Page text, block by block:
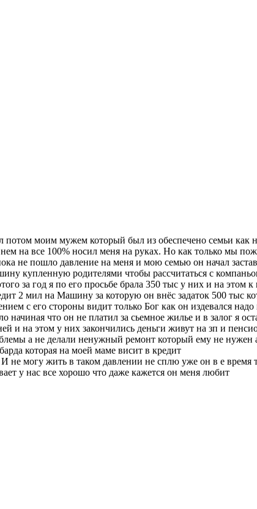
моим мужем который был из обеспечено семьи как
на все 100% носил меня на руках. Но как только мы
не пошло давление на меня и мою семью он начал
купленную родителями чтобы рассчитаться с
за год я по его просьбе брала 350 тыс у них и на этом
2 мил на Машину за которую он внёс задаток 500 тыс
с его стороны видит только Бог как он издевался
начиная что он не платил за сьемное жилье и в залог я
и на этом у них закончились деньги живут на зп и
а не делали ненужный ремонт который ему не нужен
которая на моей маме висит в кредит
не могу жить в таком давлении не сплю уже он в е
у нас все хорошо что даже кажется он меня любит